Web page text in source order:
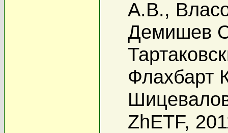
А.В.,
Демишев
Флахбарт
ZhETF,